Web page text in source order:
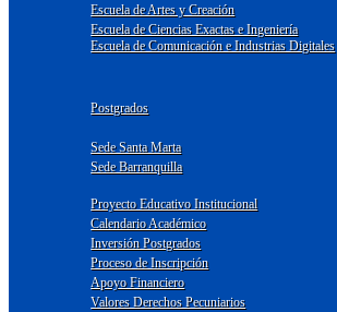
Escuela de Artes y Creación
Escuela de Ciencias Exactas e Ingeniería
Escuela de Comunicación e Industrias Digitales
Postgrados
Sede Santa Marta
Sede Barranquilla
Proyecto Educativo Institucional
Calendario Académico
Inversión Postgrados
Proceso de Inscripción
Apoyo Financiero
Valores Derechos Pecuniarios